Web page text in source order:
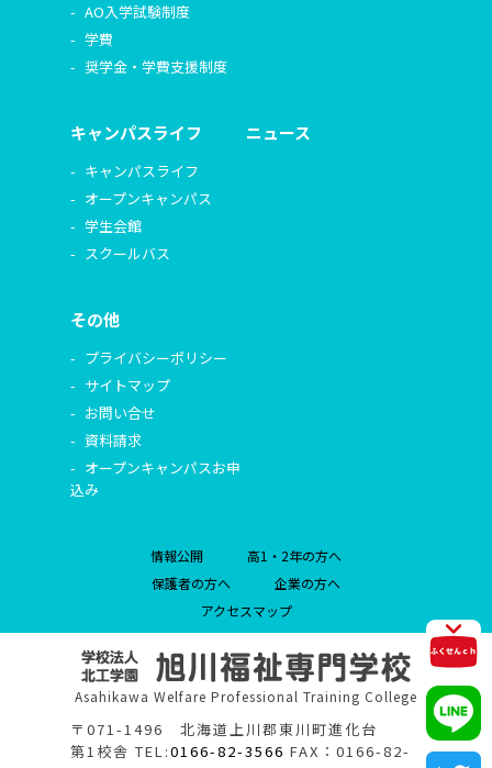
AO入学試験制度
学費
奨学金・学費支援制度
キャンパスライフ
キャンパスライフ
オープンキャンパス
学生会館
スクールバス
ニュース
その他
プライバシーポリシー
サイトマップ
お問い合せ
資料請求
オープンキャンパスお申
込み
情報公開
高1・2年の方へ
保護者の方へ
企業の方へ
アクセスマップ
Asahikawa Welfare Professional Training College
〒071-1496 北海道上川郡東川町進化台
第1校舎 TEL:0166-82-3566 FAX：0166-82-